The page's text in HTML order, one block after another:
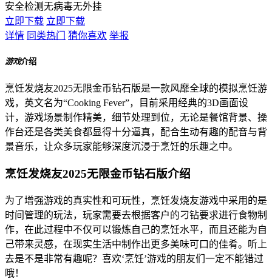
安全检测无病毒无外挂
立即下载 立即下载
详情 同类热门 猜你喜欢 举报
游戏介绍
烹饪发烧友2025无限金币钻石版是一款风靡全球的模拟烹饪游
戏，英文名为“Cooking Fever”，目前采用经典的3D画面设
计，游戏场景制作精美，细节处理到位，无论是餐馆背景、操
作台还是各类美食都显得十分逼真，配合生动有趣的配音与背
景音乐，让众多玩家能够深度沉浸于烹饪的乐趣之中。
烹饪发烧友2025无限金币钻石版介绍
为了增强游戏的真实性和可玩性，烹饪发烧友游戏中采用的是
时间管理的玩法，玩家需要去根据客户的刁钻要求进行食物制
作，在此过程中不仅可以锻炼自己的烹饪水平，而且还能为自
己带来灵感，在现实生活中制作出更多美味可口的佳肴。听上
去是不是非常有趣呢？喜欢‘烹饪’游戏的朋友们一定不能错过
哦！